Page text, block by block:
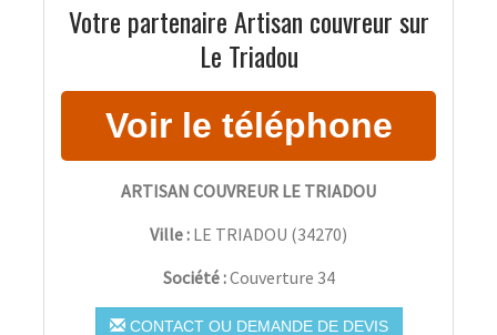
Votre partenaire Artisan couvreur sur
Le Triadou
ARTISAN COUVREUR LE TRIADOU
Ville : LE TRIADOU (34270)
Société :Couverture 34
CONTACT OU DEMANDE DE DEVIS